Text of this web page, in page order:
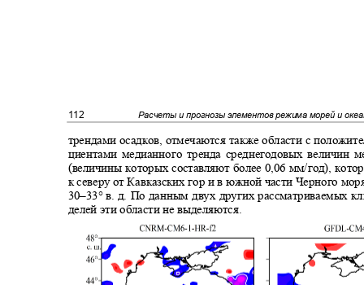
112 Расчеты и прогнозы элементов режима морей и
трендами осадков, отмечаются также области с
циентами медианного тренда среднегодовых величин
(величины которых составляют более 0,06 мм/год),
к северу от Кавказских гор и в южной части Черного
30–33°в. д. По данным двух других рассматриваемых
делей эти области не выделяются.